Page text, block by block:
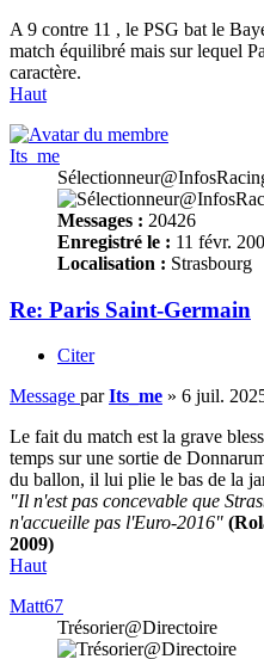
A 9 contre 11 , le PSG bat le
match équilibré mais sur lequel
caractère.
Haut
Its_me
Messages : 20426
Enregistré le : 11 févr.
Localisation : Strasbourg
Re: Paris Saint-Germain
Citer
Message parIts_me » 6 juil.
Le fait du match est la grave
temps sur une sortie de
du ballon, il lui plie le bas de la
"Il n'est pas concevable que
n'accueille pas l'Euro-2016"
2009)
Haut
Matt67
Trésorier@Directoire